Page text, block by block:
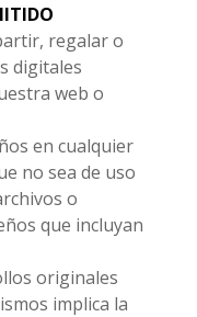
regalar o
digitales
web o
en cualquier
no sea de uso
o
que incluyan
originales
implica la